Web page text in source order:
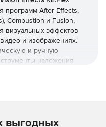
программ After Effects,
Combustion и Fusion,
визуальных эффектов
и изображениях.
и ручную
наложения
помощью
выгодных